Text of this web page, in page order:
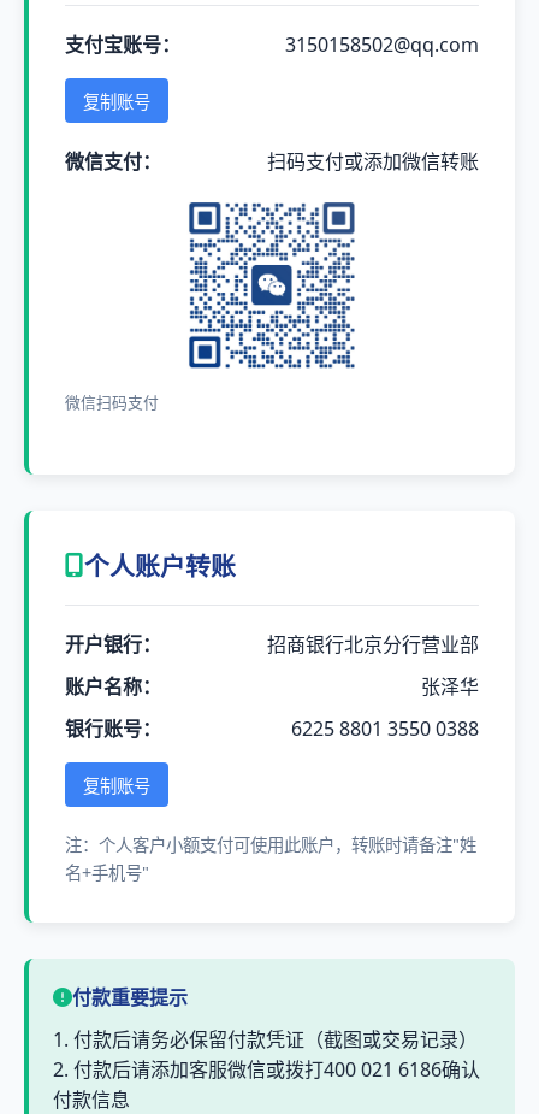
支付宝账号： 3150158502@qq.com
复制账号
微信支付： 扫码支付或添加微信转账
微信扫码支付
个人账户转账
开户银行：
招商银行北京分行营业部
账户名称：
张泽华
银行账号：
6225 8801 3550 0388
复制账号
注：个人客户小额支付可使用此账户，转账时请备注"姓
名+手机号"
付款重要提示
1. 付款后请务必保留付款凭证（截图或交易记录）
2. 付款后请添加客服微信或拨打400 021 6186确认
付款信息